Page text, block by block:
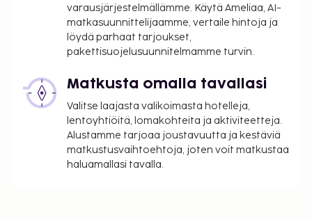
varausjärjestelmällämme. Käytä Ameliaa, AI-
matkasuunnittelijaamme, vertaile hintoja ja
löydä parhaat tarjoukset,
pakettisuojelusuunnitelmamme turvin.
Matkusta omalla tavallasi
Valitse laajasta valikoimasta hotelleja,
lentoyhtiöitä, lomakohteita ja aktiviteetteja.
Alustamme tarjoaa joustavuutta ja kestäviä
matkustusvaihtoehtoja, joten voit matkustaa
haluamallasi tavalla.